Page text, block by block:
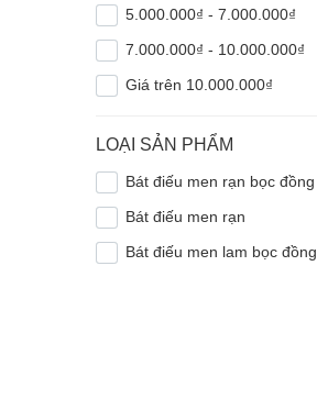
5.000.000₫ - 7.000.000₫
7.000.000₫ - 10.000.000₫
Giá trên 10.000.000₫
LOẠI SẢN PHẨM
Bát điếu men rạn bọc đồng
Bát điếu men rạn
Bát điếu men lam bọc đồng